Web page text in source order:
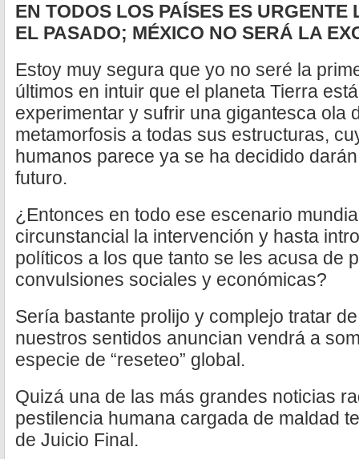
EN TODOS LOS PAÍSES ES URGENTE
EL PASADO; MÉXICO NO SERÁ LA
Estoy muy segura que yo no seré la
últimos en intuir que el planeta Tierra
experimentar y sufrir una gigantesca ola
metamorfosis a todas sus estructuras,
humanos parece ya se ha decidido
futuro.
¿Entonces en todo ese escenario
circunstancial la intervención y hasta
políticos a los que tanto se les acusa de
convulsiones sociales y económicas?
Sería bastante prolijo y complejo tratar
nuestros sentidos anuncian vendrá a
especie de “reseteo” global.
Quizá una de las más grandes noticias
pestilencia humana cargada de maldad
de Juicio Final.